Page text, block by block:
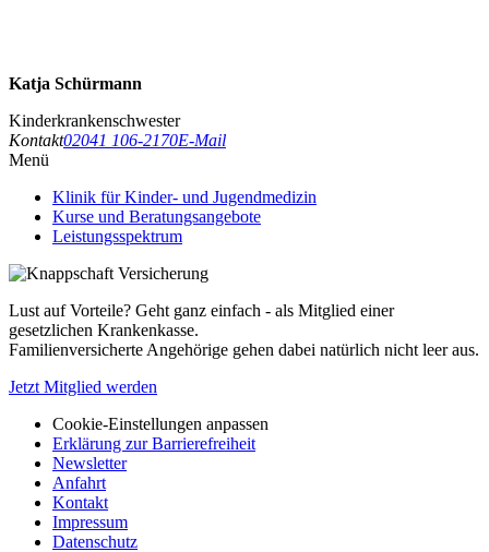
Katja Schürmann
Kinderkrankenschwester
Kontakt02041 106-2170E-Mail
Menü
Klinik für Kinder- und Jugendmedizin
Kurse und Beratungsangebote
Leistungsspektrum
Lust auf Vorteile? Geht ganz einfach - als Mitglied einer
gesetzlichen Krankenkasse.
Familienversicherte Angehörige gehen dabei natürlich nicht leer aus.
Jetzt Mitglied werden
Cookie-Einstellungen anpassen
Erklärung zur Barrierefreiheit
Newsletter
Anfahrt
Kontakt
Impressum
Datenschutz